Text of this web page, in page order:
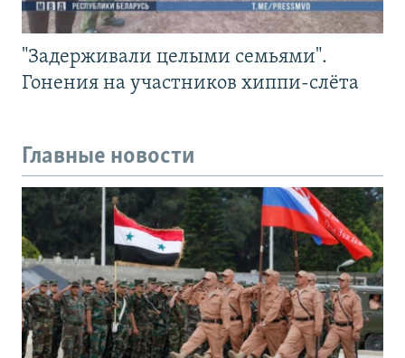
"Задерживали целыми семьями".
Гонения на участников хиппи-слёта
Главные новости